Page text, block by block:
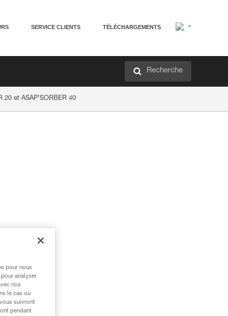
SERVICE CLIENTS TÉLÉCHARGEMENTS
Recherche
20 et ASAP’SORBER 40
pour nous
analyser
nos
le cas où
suivront
pendant